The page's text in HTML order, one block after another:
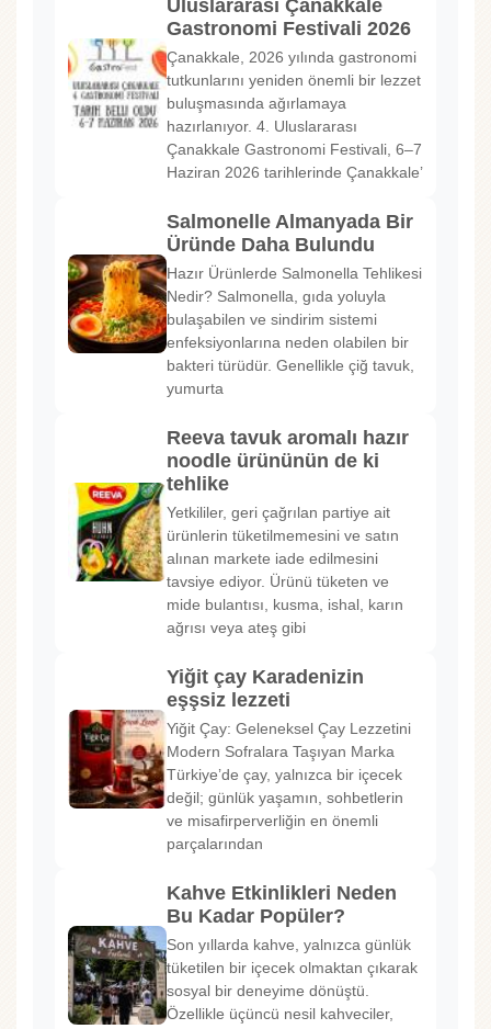
Uluslararası Çanakkale
Gastronomi Festivali 2026
Çanakkale, 2026 yılında gastronomi
tutkunlarını yeniden önemli bir lezzet
buluşmasında ağırlamaya
hazırlanıyor. 4. Uluslararası
Çanakkale Gastronomi Festivali, 6–7
Haziran 2026 tarihlerinde Çanakkale’
Salmonelle Almanyada Bir
Üründe Daha Bulundu
Hazır Ürünlerde Salmonella Tehlikesi
Nedir? Salmonella, gıda yoluyla
bulaşabilen ve sindirim sistemi
enfeksiyonlarına neden olabilen bir
bakteri türüdür. Genellikle çiğ tavuk,
yumurta
Reeva tavuk aromalı hazır
noodle ürününün de ki
tehlike
Yetkililer, geri çağrılan partiye ait
ürünlerin tüketilmemesini ve satın
alınan markete iade edilmesini
tavsiye ediyor. Ürünü tüketen ve
mide bulantısı, kusma, ishal, karın
ağrısı veya ateş gibi
Yiğit çay Karadenizin
eşşsiz lezzeti
Yiğit Çay: Geleneksel Çay Lezzetini
Modern Sofralara Taşıyan Marka
Türkiye’de çay, yalnızca bir içecek
değil; günlük yaşamın, sohbetlerin
ve misafirperverliğin en önemli
parçalarından
Kahve Etkinlikleri Neden
Bu Kadar Popüler?
Son yıllarda kahve, yalnızca günlük
tüketilen bir içecek olmaktan çıkarak
sosyal bir deneyime dönüştü.
Özellikle üçüncü nesil kahveciler,